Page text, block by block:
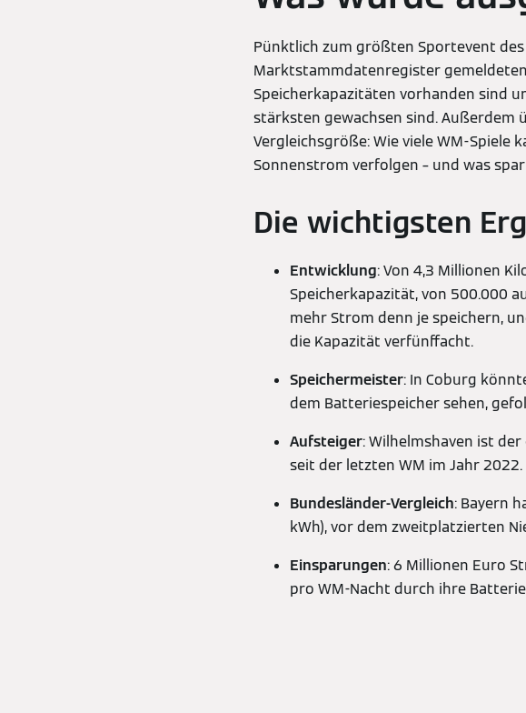
Pünktlich zum größten Sportevent
Marktstammdatenregister
Speicherkapazitäten vorhanden sind
stärksten gewachsen sind. Außerdem
Vergleichsgröße: Wie viele WM-
Sonnenstrom verfolgen – und was
Die wichtigsten
Entwicklung: Von 4,3 Millionen
Speicherkapazität, von 500.000
mehr Strom denn je speichern,
die Kapazität verfünffacht.
Speichermeister: In Coburg
dem Batteriespeicher sehen,
Aufsteiger: Wilhelmshaven ist
seit der letzten WM im Jahr 2022.
Bundesländer-Vergleich: Bayern
kWh), vor dem zweitplatzierten
Einsparungen: 6 Millionen Euro
pro WM-Nacht durch ihre